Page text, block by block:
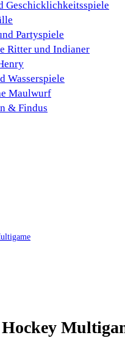
Geschicklichkeitsspiele
Partyspiele
Ritter und Indianer
Wasserspiele
Maulwurf
& Findus